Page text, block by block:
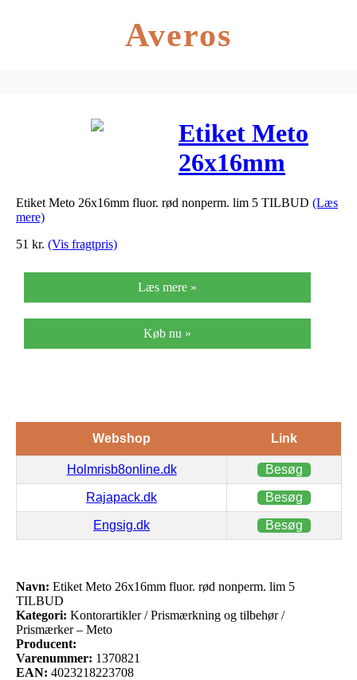
Averos
Etiket Meto
26x16mm
fluor. rød
Etiket Meto 26x16mm fluor. rød nonperm. lim 5 TILBUD (Læs
mere)
51 kr. (Vis fragtpris)
Læs mere »
Køb nu »
Webshop Link
Holmrisb8online.dk Besøg
Rajapack.dk Besøg
Engsig.dk Besøg
Navn: Etiket Meto 26x16mm fluor. rød nonperm. lim 5
TILBUD
Kategori: Kontorartikler / Prismærkning og tilbehør /
Prismærker – Meto
Producent:
Varenummer: 1370821
EAN: 4023218223708